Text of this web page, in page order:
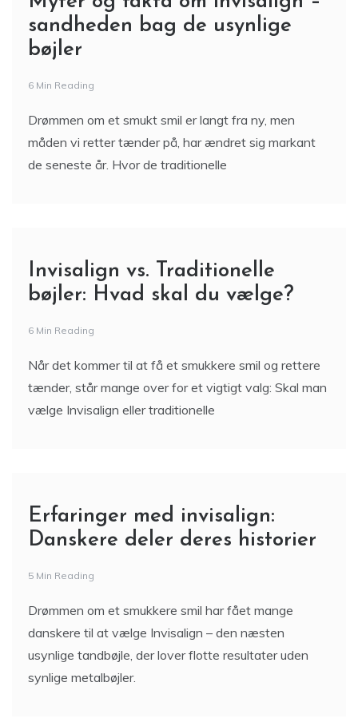
sandheden bag de usynlige
bøjler
6 Min Reading
Drømmen om et smukt smil er langt fra ny, men
måden vi retter tænder på, har ændret sig markant
de seneste år. Hvor de traditionelle
Invisalign vs. Traditionelle
bøjler: Hvad skal du vælge?
6 Min Reading
Når det kommer til at få et smukkere smil og rettere
tænder, står mange over for et vigtigt valg: Skal man
vælge Invisalign eller traditionelle
Erfaringer med invisalign:
Danskere deler deres historier
5 Min Reading
Drømmen om et smukkere smil har fået mange
danskere til at vælge Invisalign – den næsten
usynlige tandbøjle, der lover flotte resultater uden
synlige metalbøjler.